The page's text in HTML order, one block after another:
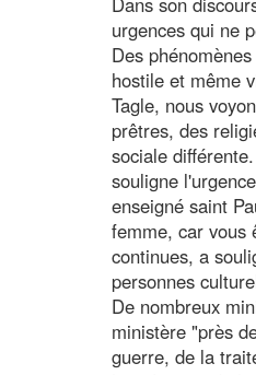
urgences qui ne
Des
hostile et même
Tagle, nous
prêtres, des
sociale
souligne
enseigné saint
femme, car vous
continues, a
personnes
De nombreux
ministère "près
guerre, de la